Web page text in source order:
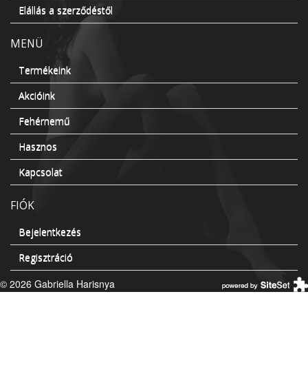
Elállás a szerződéstől
MENÜ
Termékeink
Akcióink
Fehérnemű
Hasznos
Kapcsolat
FIÓK
Bejelentkezés
Regisztráció
© 2026 Gabriella Harisnya